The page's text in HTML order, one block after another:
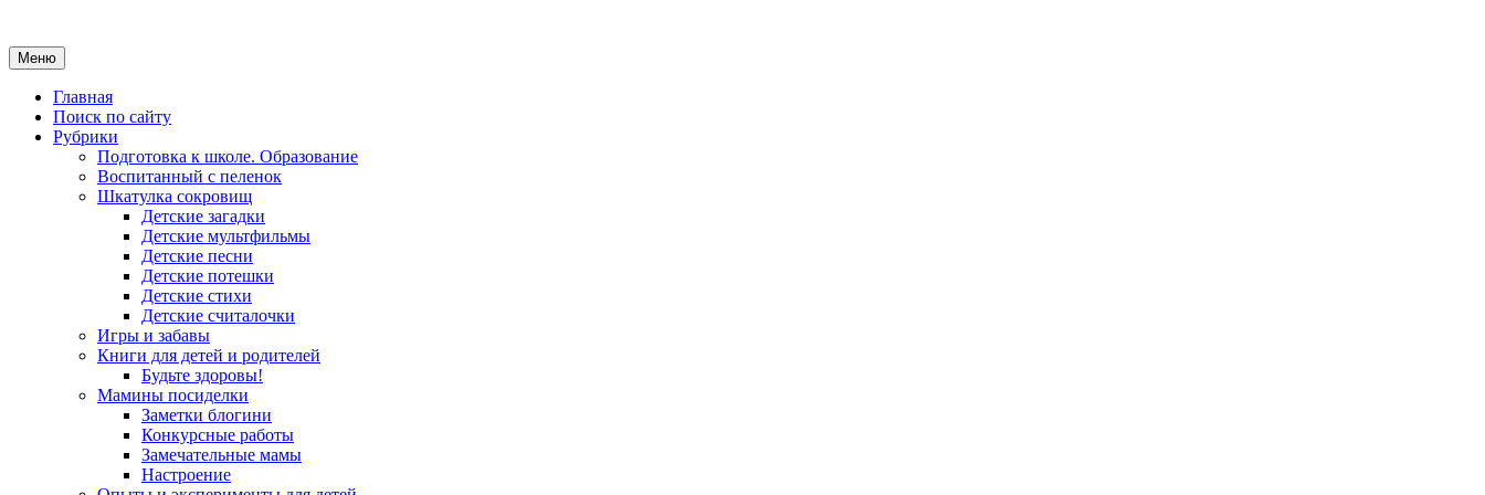
Меню
Главная
Поиск по сайту
Рубрики
Подготовка к школе. Образование
Воспитанный с пеленок
Шкатулка сокровищ
Детские загадки
Детские мультфильмы
Детские песни
Детские потешки
Детские стихи
Детские считалочки
Игры и забавы
Книги для детей и родителей
Будьте здоровы!
Мамины посиделки
Заметки блогини
Конкурсные работы
Замечательные мамы
Настроение